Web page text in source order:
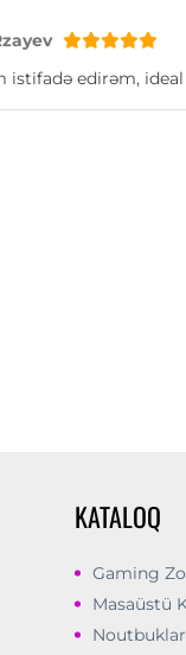
istifadə edirəm,
KATALOQ
Gaming
Masaüstü
Noutbuklar